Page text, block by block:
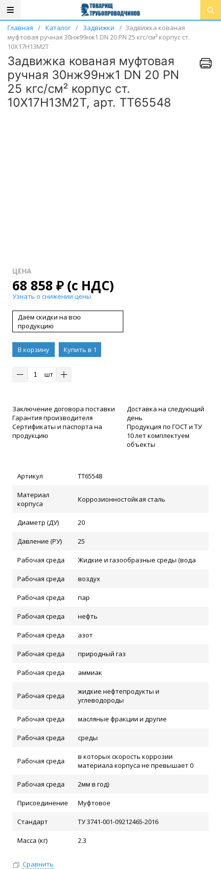
Главная / Каталог / Задвижки / Задвижка кованая
муфтовая ручная 30нж99нж1 DN 20 PN 25 кгс/см² корпус ст.
10Х17Н13М2Т
Задвижка кованая муфтовая
ручная 30нж99нж1 DN 20 PN
25 кгс/см² корпус ст.
10Х17Н13М2Т, арт. ТТ65548
ЦЕНА
68 858 ₽(с НДС)
Узнать о снижении цены
Даём скидки на всю
продукцию
В корзину
Купить в 1
шт
Заключение договора поставки
Гарантия производителя
Сертификаты и паспорта на
продукцию
Доставка на следующий
день
Продукция по ГОСТ и ТУ
10 лет комплектуем
объекты
Артикул ТТ65548
Материал
корпуса
Коррозионностойкая сталь
Диаметр (ДУ) 20
Давление (РУ) 25
Рабочая среда Жидкие и газообразные среды (вода
Рабочая среда воздух
Рабочая среда пар
Рабочая среда нефть
Рабочая среда азот
Рабочая среда природный газ
Рабочая среда аммиак
Рабочая среда
жидкие нефтепродукты и
углеводороды
Рабочая среда масляные фракции и другие
Рабочая среда среды
Рабочая среда
в которых скорость коррозии
материала корпуса не превышает 0
Рабочая среда 2мм в год)
Присоединение Муфтовое
Стандарт ТУ 3741-001-09212465-2016
Масса (кг) 2.3
Сравнить